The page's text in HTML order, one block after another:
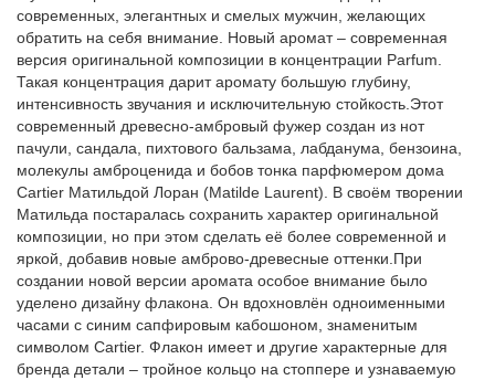
современных, элегантных и смелых мужчин, желающих
обратить на себя внимание. Новый аромат – современная
версия оригинальной композиции в концентрации Parfum.
Такая концентрация дарит аромату большую глубину,
интенсивность звучания и исключительную стойкость.Этот
современный древесно-амбровый фужер создан из нот
пачули, сандала, пихтового бальзама, лабданума, бензоина,
молекулы амброценида и бобов тонка парфюмером дома
Cartier Матильдой Лоран (Matilde Laurent). В своём творении
Матильда постаралась сохранить характер оригинальной
композиции, но при этом сделать её более современной и
яркой, добавив новые амброво-древесные оттенки.При
создании новой версии аромата особое внимание было
уделено дизайну флакона. Он вдохновлён одноименными
часами с синим сапфировым кабошоном, знаменитым
символом Cartier. Флакон имеет и другие характерные для
бренда детали – тройное кольцо на стоппере и узнаваемую